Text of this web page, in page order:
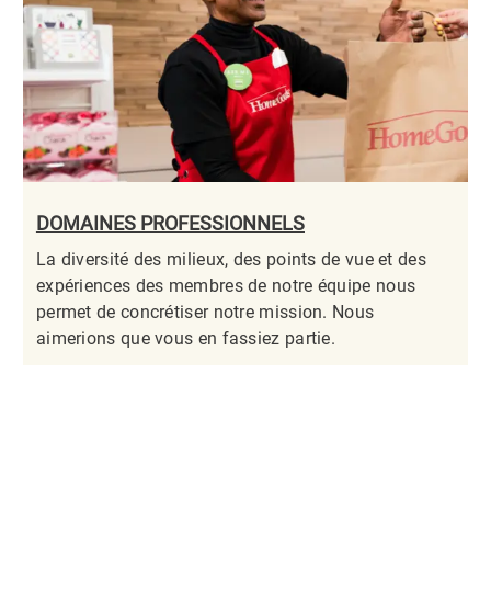
DOMAINES PROFESSIONNELS
La diversité des milieux, des points de vue et des
expériences des membres de notre équipe nous
permet de concrétiser notre mission. Nous
aimerions que vous en fassiez partie.​​​​​​​